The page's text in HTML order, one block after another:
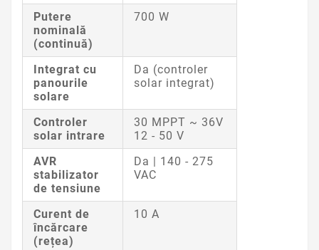
Putere
nominală
(continuă)
700 W
Integrat cu
panourile
solare
Da (controler
solar integrat)
Controler
solar intrare
30 MPPT ~ 36V
12 - 50 V
AVR
stabilizator
de tensiune
Da | 140 - 275
VAC
Curent de
încărcare
(rețea)
10 A